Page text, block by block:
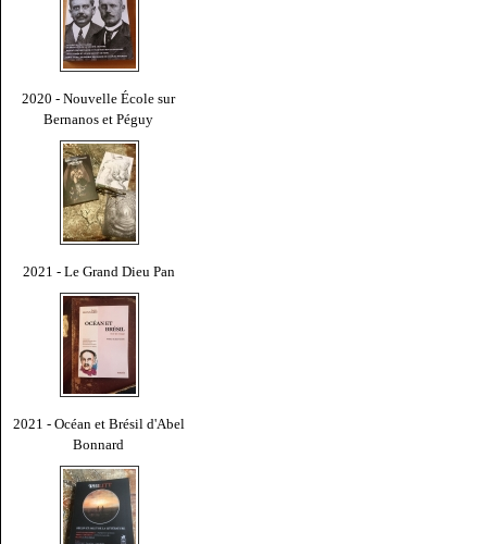
2020 - Nouvelle École sur
Bernanos et Péguy
2021 - Le Grand Dieu Pan
2021 - Océan et Brésil d'Abel
Bonnard